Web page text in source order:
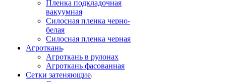
Пленка подкладочная
вакуумная
Силосная пленка черно-
белая
Силосная пленка черная
Агроткань
Агроткань в рулонах
Агроткань фасованная
Сетки затеняющие